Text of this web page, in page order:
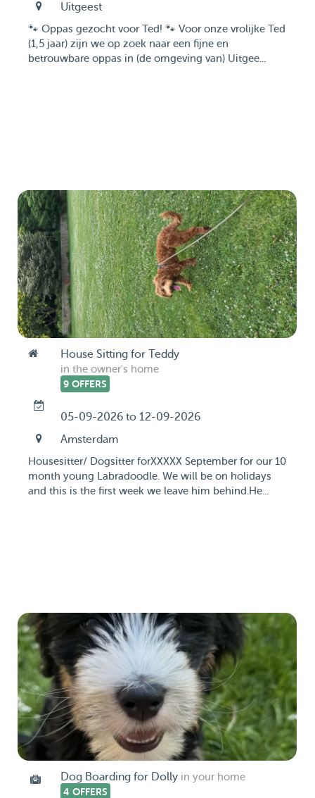
Uitgeest
🐾 Oppas gezocht voor Ted! 🐾 Voor onze vrolijke Ted
(1,5 jaar) zijn we op zoek naar een fijne en
betrouwbare oppas in (de omgeving van) Uitgee...
House Sitting for Teddy
in the owner's home
9 OFFERS
05-09-2026 to 12-09-2026
Amsterdam
Housesitter/ Dogsitter forXXXXX September for our 10
month young Labradoodle. We will be on holidays
and this is the first week we leave him behind.He...
Dog Boarding for Dolly in your home
4 OFFERS